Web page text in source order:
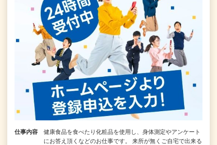
仕事内容
健康食品を食べたり化粧品を使用し、身体測定やアンケート
にお答え頂くなどのお仕事です。 来所が無くご自宅で出来る